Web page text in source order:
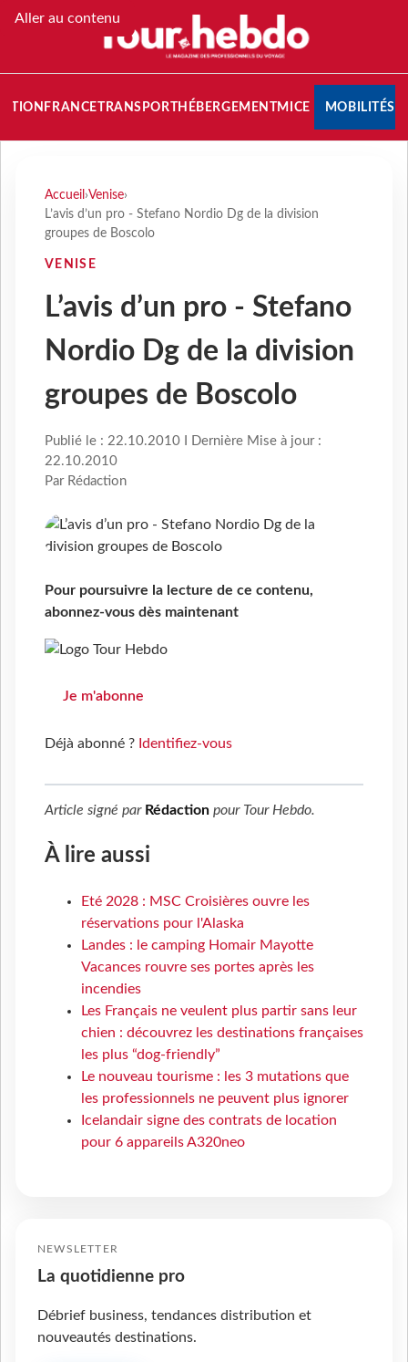
Aller au contenu
FRANCETRANSPORT HÉBERGEMENTMICE MOBILITÉS
Accueil ›Venise›
L’avis d’un pro - Stefano Nordio Dg de la division
groupes de Boscolo
VENISE
L’avis d’un pro - Stefano
Nordio Dg de la division
groupes de Boscolo
Publié le : 22.10.2010 I Dernière Mise à jour :
22.10.2010
Par Rédaction
Pour poursuivre la lecture de ce contenu,
abonnez-vous dès maintenant
Je m'abonne
Déjà abonné ? Identifiez-vous
Article signé par Rédaction pour Tour Hebdo.
À lire aussi
Eté 2028 : MSC Croisières ouvre les
réservations pour l'Alaska
Landes : le camping Homair Mayotte
Vacances rouvre ses portes après les
incendies
Les Français ne veulent plus partir sans leur
chien : découvrez les destinations françaises
les plus “dog-friendly”
Le nouveau tourisme : les 3 mutations que
les professionnels ne peuvent plus ignorer
Icelandair signe des contrats de location
pour 6 appareils A320neo
NEWSLETTER
La quotidienne pro
Débrief business, tendances distribution et
nouveautés destinations.